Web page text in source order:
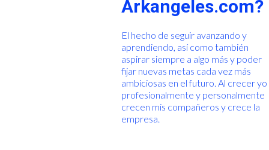
Arkangeles.com?
El hecho de seguir avanzando y
aprendiendo, así como también
aspirar siempre a algo más y poder
fijar nuevas metas cada vez más
ambiciosas en el futuro. Al crecer yo
profesionalmente y personalmente
crecen mis compañeros y crece la
empresa.